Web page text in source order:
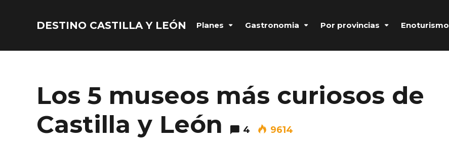
DESTINO CASTILLA Y LEÓN Planes Gastronomia Por provincias Enoturismo
Los 5 museos más curiosos de
Castilla y León
4 9614
Contraseña